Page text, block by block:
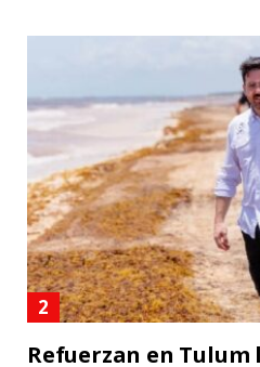
Refuerzan en